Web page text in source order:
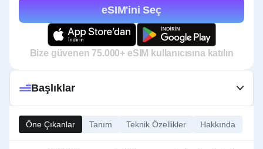
eSIM'ini Seç
Bize güvenen 75.000+ eSIM kullanıcısına katılın
Öne Çıkanlar Tanım Teknik Özellikler Hakkında
Başlıklar